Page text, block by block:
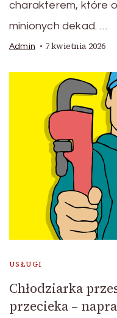
charakterem, które
minionych dekad. …
Admin 7 kwietnia 2026
USŁUGI
Chłodziarka
przecieka –